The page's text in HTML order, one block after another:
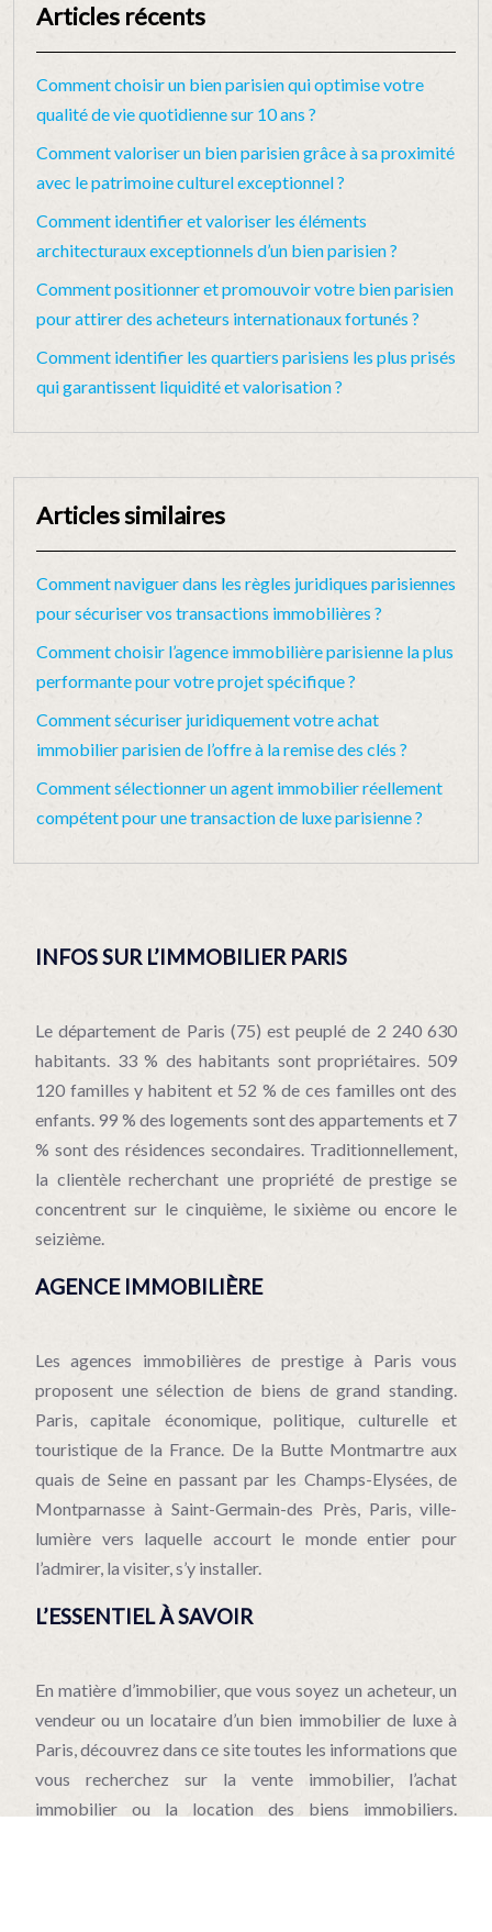
Articles récents
Comment choisir un bien parisien qui optimise votre
qualité de vie quotidienne sur 10 ans ?
Comment valoriser un bien parisien grâce à sa proximité
avec le patrimoine culturel exceptionnel ?
Comment identifier et valoriser les éléments
architecturaux exceptionnels d’un bien parisien ?
Comment positionner et promouvoir votre bien parisien
pour attirer des acheteurs internationaux fortunés ?
Comment identifier les quartiers parisiens les plus prisés
qui garantissent liquidité et valorisation ?
Articles similaires
Comment naviguer dans les règles juridiques parisiennes
pour sécuriser vos transactions immobilières ?
Comment choisir l’agence immobilière parisienne la plus
performante pour votre projet spécifique ?
Comment sécuriser juridiquement votre achat
immobilier parisien de l’offre à la remise des clés ?
Comment sélectionner un agent immobilier réellement
compétent pour une transaction de luxe parisienne ?
INFOS SUR L’IMMOBILIER PARIS
Le département de Paris (75) est peuplé de 2 240 630
habitants. 33 % des habitants sont propriétaires. 509
120 familles y habitent et 52 % de ces familles ont des
enfants. 99 % des logements sont des appartements et 7
% sont des résidences secondaires. Traditionnellement,
la clientèle recherchant une propriété de prestige se
concentrent sur le cinquième, le sixième ou encore le
seizième.
AGENCE IMMOBILIÈRE
Les agences immobilières de prestige à Paris vous
proposent une sélection de biens de grand standing.
Paris, capitale économique, politique, culturelle et
touristique de la France. De la Butte Montmartre aux
quais de Seine en passant par les Champs-Elysées, de
Montparnasse à Saint-Germain-des Près, Paris, ville-
lumière vers laquelle accourt le monde entier pour
l’admirer, la visiter, s’y installer.
L’ESSENTIEL À SAVOIR
En matière d’immobilier, que vous soyez un acheteur, un
vendeur ou un locataire d’un bien immobilier de luxe à
Paris, découvrez dans ce site toutes les informations que
vous recherchez sur la vente immobilier, l’achat
immobilier ou la location des biens immobiliers.